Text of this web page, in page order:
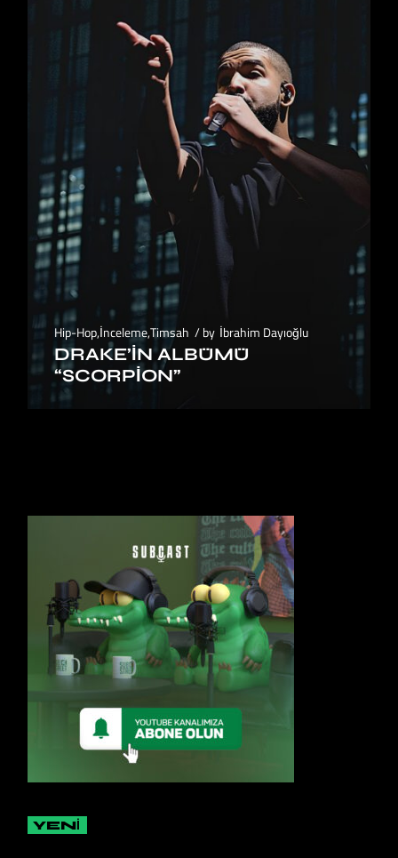
Hip-Hop,İnceleme,Timsah by İbrahim Dayıoğlu
DRAKE’IN ALBÜMÜ
“SCORPION”
YENİ